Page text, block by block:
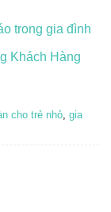
trong gia đình
Khách Hàng
cho trẻ nhỏ gia